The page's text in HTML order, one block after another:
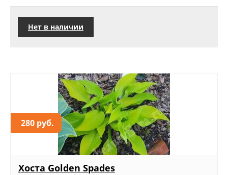
Нет в наличии
280 руб.
Хоста Golden Spades